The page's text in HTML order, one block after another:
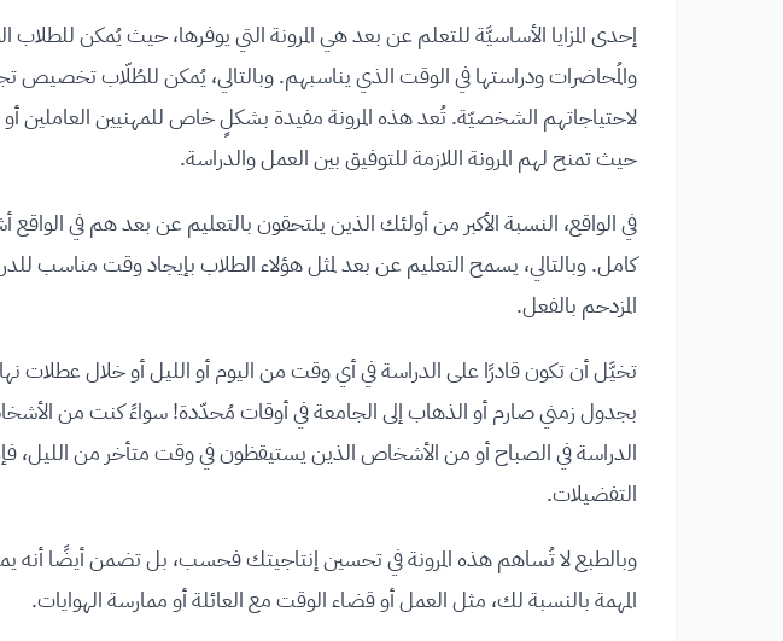
إحدى المزايا الأساسيَّة للتعلم عن بعد هي المرونة التي يوفرها، حيث يُمكن للطلاب
والمُحاضرات ودراستها في الوقت الذي يناسبهم. وبالتالي، يُمكن للطُلّاب تخصيص
لاحتياجاتهم الشخصيّة. تُعد هذه المرونة مفيدة بشكلٍ خاص للمهنيين العاملين أو
حيث تمنح لهم المرونة اللازمة للتوفيق بين العمل والدراسة.
في الواقع، النسبة الأكبر من أولئك الذين يلتحقون بالتعليم عن بعد هم في
كامل. وبالتالي، يسمح التعليم عن بعد لمثل هؤلاء الطلاب بإيجاد وقت مناسب
المزدحم بالفعل.
تخيَّل أن تكون قادرًا على الدراسة في أي وقت من اليوم أو الليل أو خلال عطلات
بجدول زمني صارم أو الذهاب إلى الجامعة في أوقات مُحدّدة! سواءً كنت من
الدراسة في الصباح أو من الأشخاص الذين يستيقظون في وقت متأخر من
التفضيلات.
وبالطبع لا تُساهم هذه المرونة في تحسين إنتاجيتك فحسب، بل تضمن أيضًا
المهمة بالنسبة لك، مثل العمل أو قضاء الوقت مع العائلة أو ممارسة الهوايات.